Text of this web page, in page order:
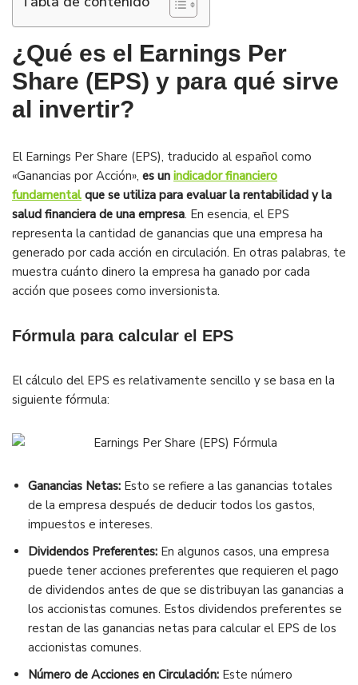
¿Qué es el Earnings Per
Share (EPS) y para qué sirve
al invertir?
El Earnings Per Share (EPS), traducido al español como
«Ganancias por Acción», es un indicador financiero
fundamental que se utiliza para evaluar la rentabilidad y la
salud financiera de una empresa. En esencia, el EPS
representa la cantidad de ganancias que una empresa ha
generado por cada acción en circulación. En otras palabras, te
muestra cuánto dinero la empresa ha ganado por cada
acción que posees como inversionista.
Fórmula para calcular el EPS
El cálculo del EPS es relativamente sencillo y se basa en la
siguiente fórmula:
Ganancias Netas: Esto se refiere a las ganancias totales
de la empresa después de deducir todos los gastos,
impuestos e intereses.
Dividendos Preferentes: En algunos casos, una empresa
puede tener acciones preferentes que requieren el pago
de dividendos antes de que se distribuyan las ganancias a
los accionistas comunes. Estos dividendos preferentes se
restan de las ganancias netas para calcular el EPS de los
accionistas comunes.
Número de Acciones en Circulación: Este número